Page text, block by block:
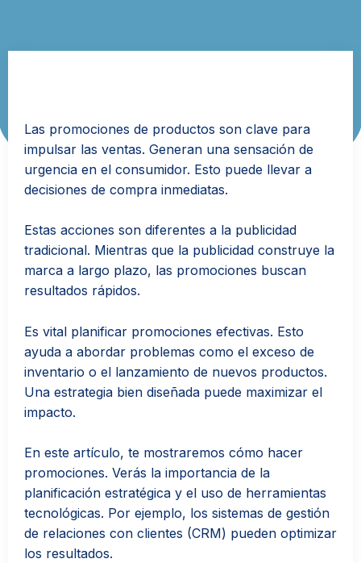
Las promociones de productos son clave para
impulsar las ventas. Generan una sensación de
urgencia en el consumidor. Esto puede llevar a
decisiones de compra inmediatas.
Estas acciones son diferentes a la publicidad
tradicional. Mientras que la publicidad construye la
marca a largo plazo, las promociones buscan
resultados rápidos.
Es vital planificar promociones efectivas. Esto
ayuda a abordar problemas como el exceso de
inventario o el lanzamiento de nuevos productos.
Una estrategia bien diseñada puede maximizar el
impacto.
En este artículo, te mostraremos cómo hacer
promociones. Verás la importancia de la
planificación estratégica y el uso de herramientas
tecnológicas. Por ejemplo, los sistemas de gestión
de relaciones con clientes (CRM) pueden optimizar
los resultados.